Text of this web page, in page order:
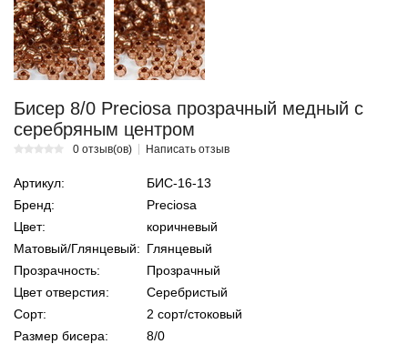
Бисер 8/0 Preciosa прозрачный медный с
серебряным центром
0 отзыв(ов) Написать отзыв
Артикул:
БИС-16-13
Бренд:
Preciosa
Цвет:
коричневый
Матовый/Глянцевый: Глянцевый
Прозрачность:
Прозрачный
Цвет отверстия:
Серебристый
Сорт:
2 сорт/стоковый
Размер бисера:
8/0